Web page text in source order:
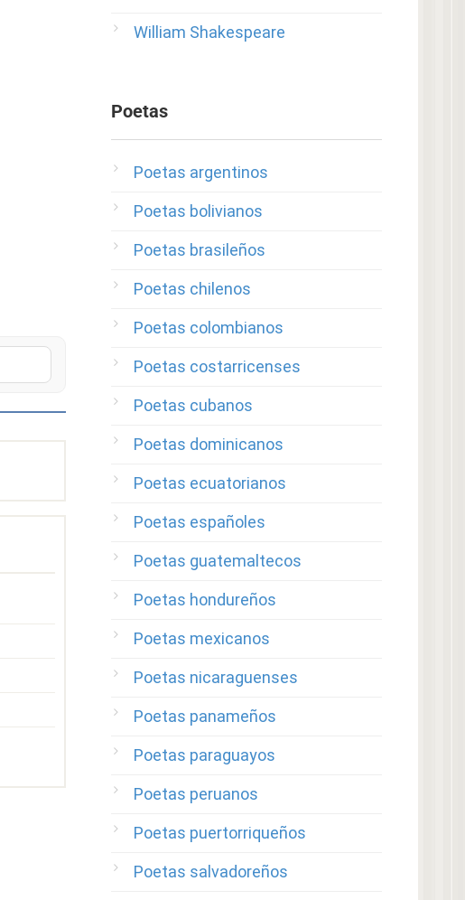
William Shakespeare
Poetas
Poetas argentinos
Poetas bolivianos
Poetas brasileños
Poetas chilenos
Poetas colombianos
Poetas costarricenses
Poetas cubanos
Poetas dominicanos
Poetas ecuatorianos
Poetas españoles
Poetas guatemaltecos
Poetas hondureños
Poetas mexicanos
Poetas nicaraguenses
Poetas panameños
Poetas paraguayos
Poetas peruanos
Poetas puertorriqueños
Poetas salvadoreños